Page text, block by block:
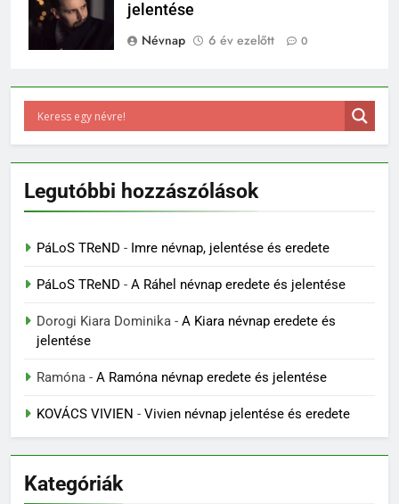
jelentése
Névnap
6 év ezelőtt 0
Legutóbbi hozzászólások
PáLoS TReND - Imre névnap, jelentése és eredete
PáLoS TReND - A Ráhel névnap eredete és jelentése
Dorogi Kiara Dominika - A Kiara névnap eredete és
jelentése
Ramóna - A Ramóna névnap eredete és jelentése
KOVÁCS VIVIEN - Vivien névnap jelentése és eredete
Kategóriák